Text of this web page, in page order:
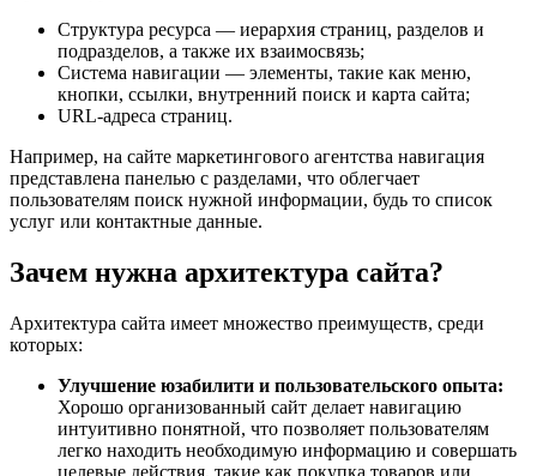
Структура ресурса — иерархия страниц, разделов и
подразделов, а также их взаимосвязь;
Система навигации — элементы, такие как меню,
кнопки, ссылки, внутренний поиск и карта сайта;
URL-адреса страниц.
Например, на сайте маркетингового агентства навигация
представлена панелью с разделами, что облегчает
пользователям поиск нужной информации, будь то список
услуг или контактные данные.
Зачем нужна архитектура сайта?
Архитектура сайта имеет множество преимуществ, среди
которых:
Улучшение юзабилити и пользовательского опыта:
Хорошо организованный сайт делает навигацию
интуитивно понятной, что позволяет пользователям
легко находить необходимую информацию и совершать
целевые действия, такие как покупка товаров или